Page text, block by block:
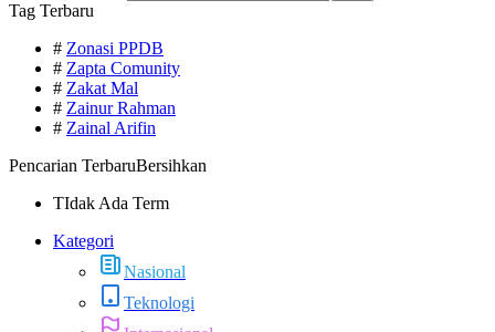
Tag Terbaru
# Zonasi PPDB
# Zapta Comunity
# Zakat Mal
# Zainur Rahman
# Zainal Arifin
Pencarian TerbaruBersihkan
TIdak Ada Term
Kategori
Nasional
Teknologi